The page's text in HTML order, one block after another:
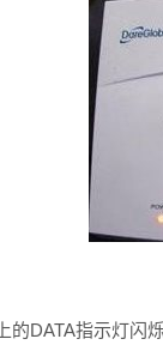
DATA指示灯闪烁